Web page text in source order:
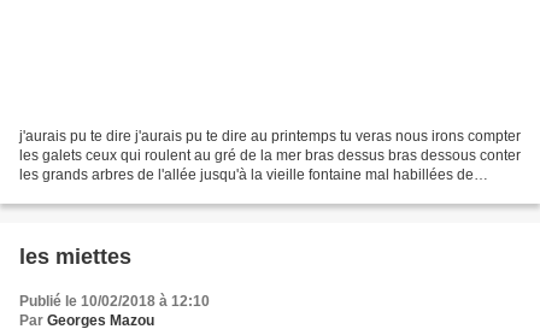
j'aurais pu te dire j'aurais pu te dire au printemps tu veras nous irons compter
les galets ceux qui roulent au gré de la mer bras dessus bras dessous conter
les grands arbres de l'allée jusqu'à la vieille fontaine mal habillées de
les miettes
Publié le 10/02/2018 à 12:10
Par Georges Mazou